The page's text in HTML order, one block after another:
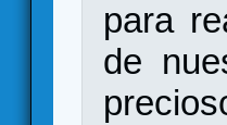
para
de